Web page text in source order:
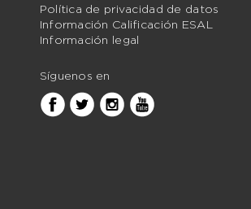
Política de privacidad de datos
Información Calificación ESAL
Información legal
Síguenos en